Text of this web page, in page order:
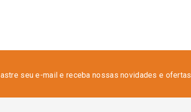
seu e-mail e receba nossas novidades e ofertas